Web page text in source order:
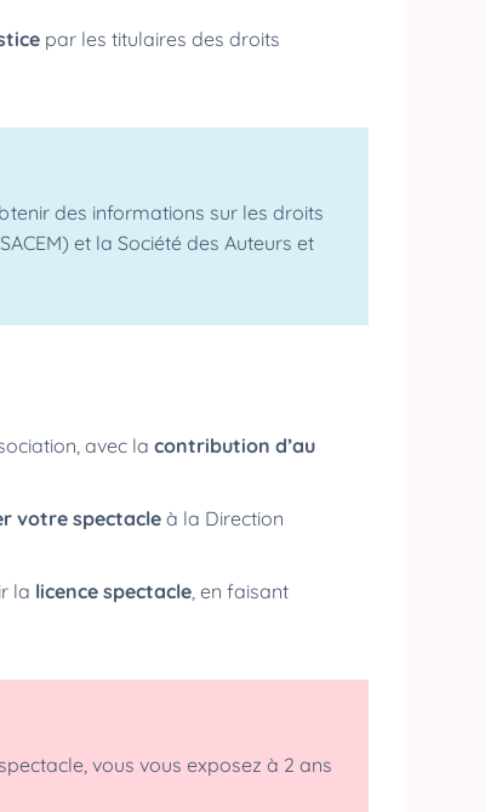
par les titulaires des droits
des informations sur les droits
et la Société des Auteurs et
avec lacontribution d’au
votre spectacleà la Direction
la licence spectacle, en faisant
vous vous exposez à 2 ans